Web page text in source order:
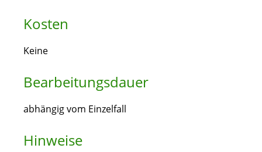
Kosten
Keine
Bearbeitungsdauer
abhängig vom Einzelfall
Hinweise